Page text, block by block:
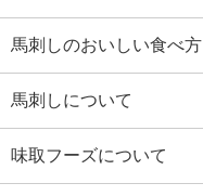
馬刺しのおいしい食べ方
馬刺しについて
味取フーズについて